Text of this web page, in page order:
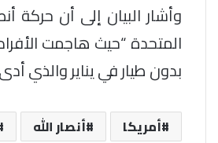
وأشار البيان إلى أن حركة
المتحدة “حيث هاجمت
بدون طيار في يناير والذي أدى
أمريكا أنصار الله